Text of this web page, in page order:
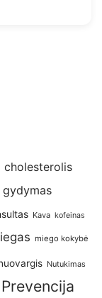
cholesterolis
gydymas
Kava kofeinas
miego kokybė
Nutukimas
Prevencija